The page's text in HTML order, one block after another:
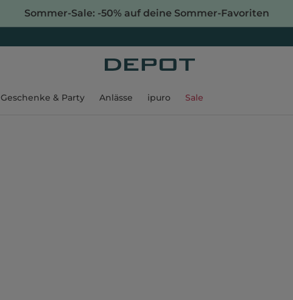
Sommer-Sale: -50% auf deine Sommer-Favoriten
Geschenke & Party Anlässe ipuro Sale